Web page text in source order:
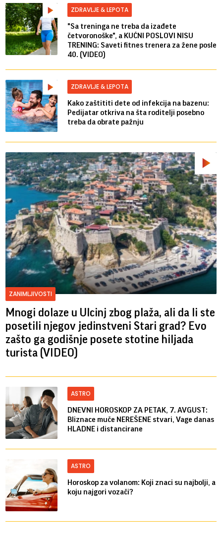
ZDRAVLJE & LEPOTA
"Sa treninga ne treba da izađete
četvoronoške", a KUĆNI POSLOVI NISU
TRENING: Saveti fitnes trenera za žene posle
40. (VIDEO)
ZDRAVLJE & LEPOTA
Kako zaštititi dete od infekcija na bazenu:
Pedijatar otkriva na šta roditelji posebno
treba da obrate pažnju
ZANIMLJIVOSTI
Mnogi dolaze u Ulcinj zbog plaža, ali da li ste
posetili njegov jedinstveni Stari grad? Evo
zašto ga godišnje posete stotine hiljada
turista (VIDEO)
ASTRO
DNEVNI HOROSKOP ZA PETAK, 7. AVGUST:
Bliznace muče NEREŠENE stvari, Vage danas
HLADNE i distancirane
ASTRO
Horoskop za volanom: Koji znaci su najbolji, a
koju najgori vozači?